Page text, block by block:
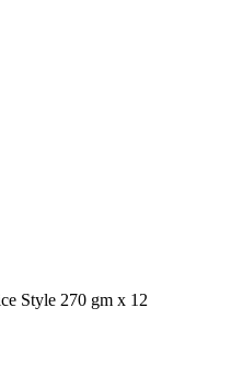
Style 270 gm x 12